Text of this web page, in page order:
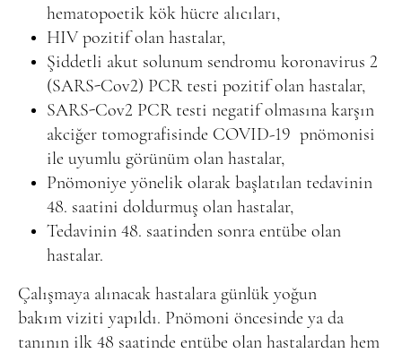
hematopoetik kök hücre alıcıları,
HIV pozitif olan hastalar,
Şiddetli akut solunum sendromu koronavirus 2
(SARS-Cov2) PCR testi pozitif olan hastalar,
SARS-Cov2 PCR testi negatif olmasına karşın
akciğer tomografisinde COVID-19 pnömonisi
ile uyumlu görünüm olan hastalar,
Pnömoniye yönelik olarak başlatılan tedavinin
48. saatini doldurmuş olan hastalar,
Tedavinin 48. saatinden sonra entübe olan
hastalar.
Çalışmaya alınacak hastalara günlük yoğun
bakım viziti yapıldı. Pnömoni öncesinde ya da
tanının ilk 48 saatinde entübe olan hastalardan hem